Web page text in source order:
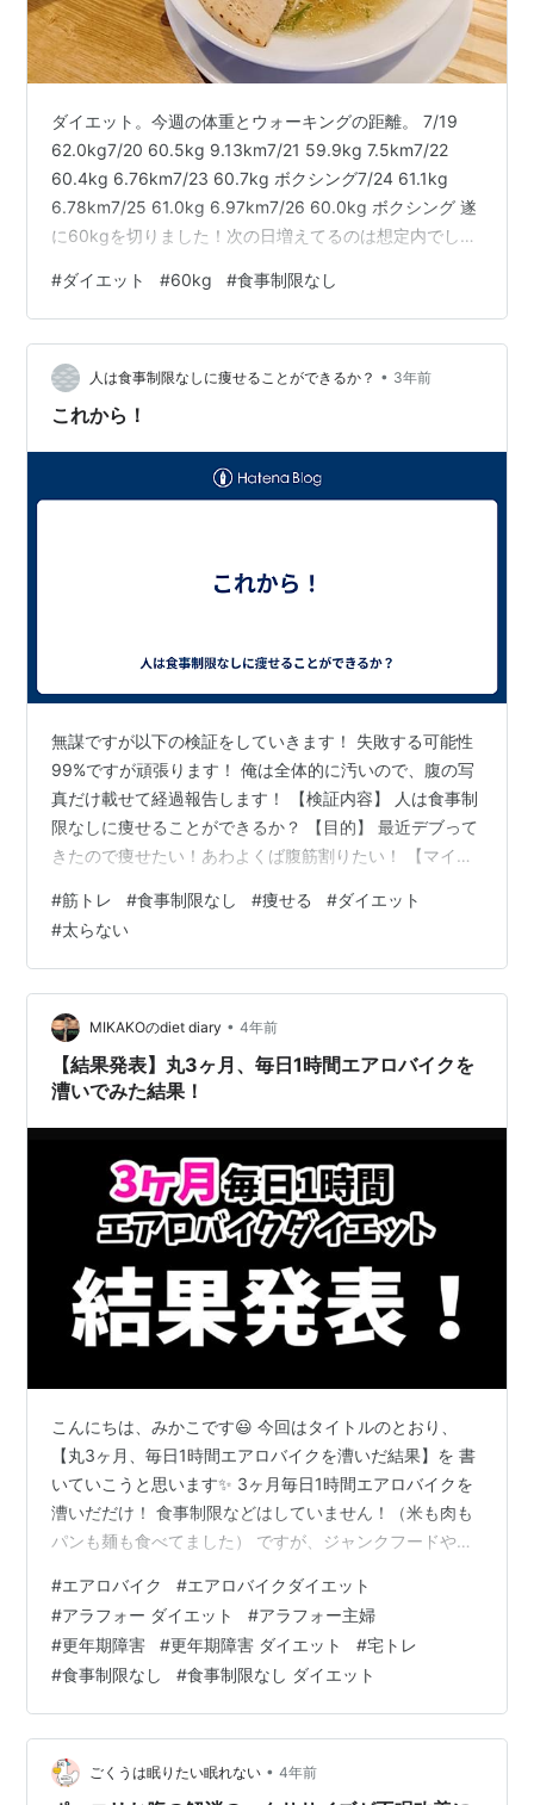
ダイエット。今週の体重とウォーキングの距離。 7/19
62.0kg7/20 60.5kg 9.13km7/21 59.9kg 7.5km7/22
60.4kg 6.76km7/23 60.7kg ボクシング7/24 61.1kg
6.78km7/25 61.0kg 6.97km7/26 60.0kg ボクシング 遂
に60kgを切りました！次の日増えてるのは想定内でした
かったのに！正直、今日は60kg切れたかと思ったんです
が60.0kg・・・。簡単に行かないなぁ。とはいえ一度
60kgを切りましたから、これからが楽しみ。ちょくちょ
く60kgを切る…
#ダイエット #60kg #食事制限なし
人は食事制限なしに痩せることができるか？ • 3年前
これから！
無謀ですが以下の検証をしていきます！ 失敗する可能性
99%ですが頑張ります！ 俺は全体的に汚いので、腹の写
真だけ載せて経過報告します！ 【検証内容】 人は食事制
限なしに痩せることができるか？ 【目的】 最近デブって
きたので痩せたい！あわよくば腹筋割りたい！ 【マイル
メン、マクド、ポテチ、コーラ食いまくってＯＫ！全部
大好き！） ・筋トレと有酸素運動だけやる！しかも週２
か週３ペースで！ 【俺について（ハイスペック）】 ・４
２歳、男。 ・ジャンクフードとか有害食物が大好き。多
分寿命は短い。 ・今のところ何とか普通体型を保ってい
るが、最近顔がかなり…
#筋トレ #食事制限なし #痩せる #ダイエット
#太らない
MIKAKOのdiet diary • 4年前
【結果発表】丸3ヶ月、毎日1時間エアロバイクを
漕いでみた結果！
こんにちは、みかこです😃 今回はタイトルのとおり、
【丸3ヶ月、毎日1時間エアロバイクを漕いだ結果】を 書
いていこうと思います✨ 3ヶ月毎日1時間エアロバイクを
漕いだだけ！ 食事制限などはしていません！（米も肉も
パンも麺も食べてました） ですが、ジャンクフードやお
【お酒】は一切飲んでおりませんでした！ （今現在では
毎晩お酒も飲んでおりますｗ） 以上の内容でダイエット
をした結果・・・ ⇩ ⇩ ⇩ 【2021年9月1日計測】 体重
64.3㎏！ 開始時より ー7.2㎏減！ 前月より ー2.7㎏減！
ウエスト 78.5㎝！ 開始時より ー11.5㎝減…
#エアロバイク #エアロバイクダイエット
#アラフォー ダイエット #アラフォー主婦
#更年期障害 #更年期障害 ダイエット #宅トレ
#食事制限なし #食事制限なし ダイエット
ごくうは眠りたい眠れない • 4年前